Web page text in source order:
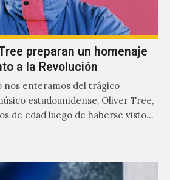
preparan un homenaje
a la Revolución
nos enteramos del trágico
estadounidense, Oliver Tree,
de edad luego de haberse visto